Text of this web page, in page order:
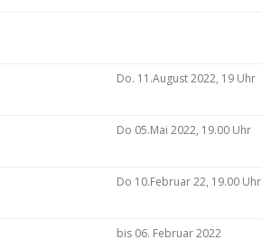
Do. 11.August 2022, 19 Uhr
Do 05.Mai 2022, 19.00 Uhr
Do 10.Februar 22, 19.00 Uhr
bis 06. Februar 2022